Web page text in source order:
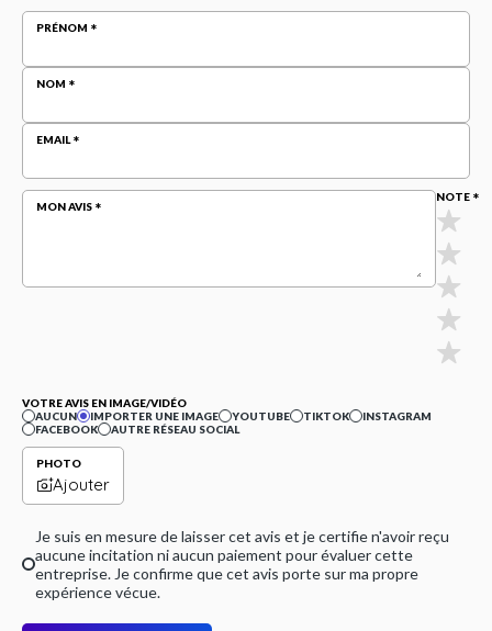
PRÉNOM
NOM
EMAIL
MON AVIS
NOTE
VOTRE AVIS EN IMAGE/VIDÉO
AUCUN
IMPORTER UNE IMAGE YOUTUBE TIKTOK
INSTAGRAM
FACEBOOK
AUTRE RÉSEAU SOCIAL
PHOTO
Ajouter
Je suis en mesure de laisser cet avis et je certifie n'avoir reçu
aucune incitation ni aucun paiement pour évaluer cette
entreprise. Je confirme que cet avis porte sur ma propre
expérience vécue.